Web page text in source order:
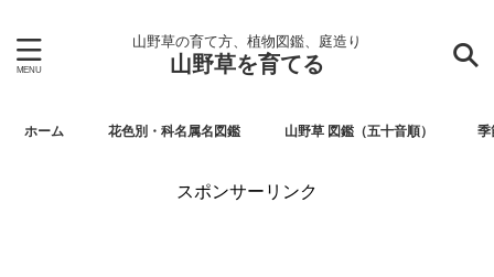
山野草の育て方、植物図鑑、庭造り
山野草を育てる
ホーム 花色別・科名属名図鑑 山野草 図鑑（五十音順） 季
スポンサーリンク